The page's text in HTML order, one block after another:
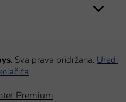
Premium
. Sva prava pridržana. Uredi